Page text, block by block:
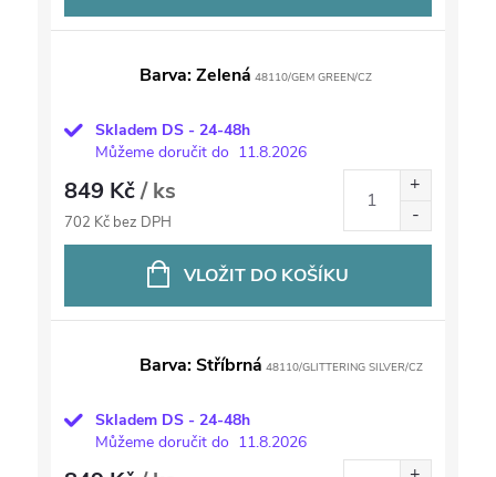
Barva: Zelená 48110/GEM GREEN/CZ
Skladem DS - 24-48h
Můžeme doručit do 11.8.2026
849 Kč/ ks
702 Kč bez DPH
VLOŽIT DO KOŠÍKU
Barva: Stříbrná 48110/GLITTERING SILVER/CZ
Skladem DS - 24-48h
Můžeme doručit do 11.8.2026